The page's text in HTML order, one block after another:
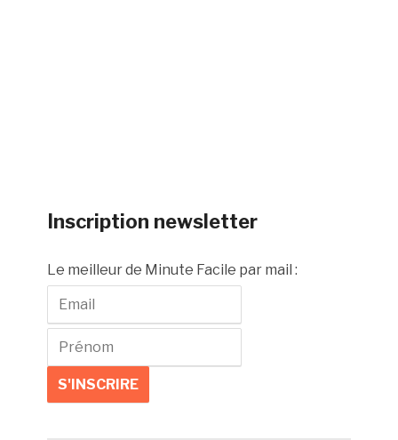
Inscription newsletter
Le meilleur de Minute Facile par mail :